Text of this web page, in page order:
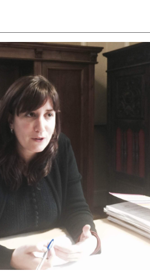
aplicación
externa.
aplicación
externa.